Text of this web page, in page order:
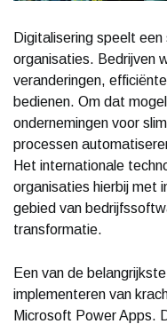
Digitalisering speelt
organisaties. Bedrijven
veranderingen,
bedienen. Om dat
ondernemingen voor
processen
Het internationale
organisaties hierbij met
gebied van
transformatie.
Een van de
implementeren van
Microsoft Power Apps.